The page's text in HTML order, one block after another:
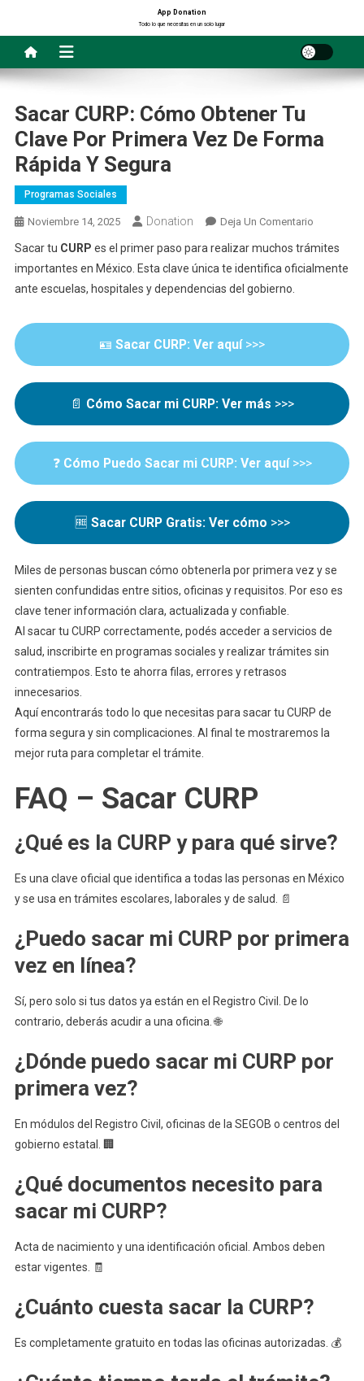
contenido
App Donation
Todo lo que necesitas en un solo lugar
Sacar CURP: Cómo Obtener Tu
Clave Por Primera Vez De Forma
Rápida Y Segura
Programas Sociales
Noviembre 14, 2025 Donation Deja Un ComentarioEn
Forma
Rápida
Segura
Sacar tu CURP es el primer paso para realizar muchos trámites
importantes en México. Esta clave única te identifica oficialmente
ante escuelas, hospitales y dependencias del gobierno.
🪪 Sacar CURP: Ver aquí>>>
📄 Cómo Sacar mi CURP: Ver más >>>
❓ Cómo Puedo Sacar mi CURP: Ver aquí>>>
🆓 Sacar CURP Gratis: Ver cómo >>>
Miles de personas buscan cómo obtenerla por primera vez y se
sienten confundidas entre sitios, oficinas y requisitos. Por eso es
clave tener información clara, actualizada y confiable.
Al sacar tu CURP correctamente, podés acceder a servicios de
salud, inscribirte en programas sociales y realizar trámites sin
contratiempos. Esto te ahorra filas, errores y retrasos
innecesarios.
Aquí encontrarás todo lo que necesitas para sacar tu CURP de
forma segura y sin complicaciones. Al final te mostraremos la
mejor ruta para completar el trámite.
FAQ – Sacar CURP
¿Qué es la CURP y para qué sirve?
Es una clave oficial que identifica a todas las personas en México
y se usa en trámites escolares, laborales y de salud. 📄
¿Puedo sacar mi CURP por primera
vez en línea?
Sí, pero solo si tus datos ya están en el Registro Civil. De lo
contrario, deberás acudir a una oficina. 🌐
¿Dónde puedo sacar mi CURP por
primera vez?
En módulos del Registro Civil, oficinas de la SEGOB o centros del
gobierno estatal. 🏢
¿Qué documentos necesito para
sacar mi CURP?
Acta de nacimiento y una identificación oficial. Ambos deben
estar vigentes. 🧾
¿Cuánto cuesta sacar la CURP?
Es completamente gratuito en todas las oficinas autorizadas. 💰